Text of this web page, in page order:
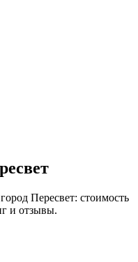
Пересвет: стоимость
и отзывы.